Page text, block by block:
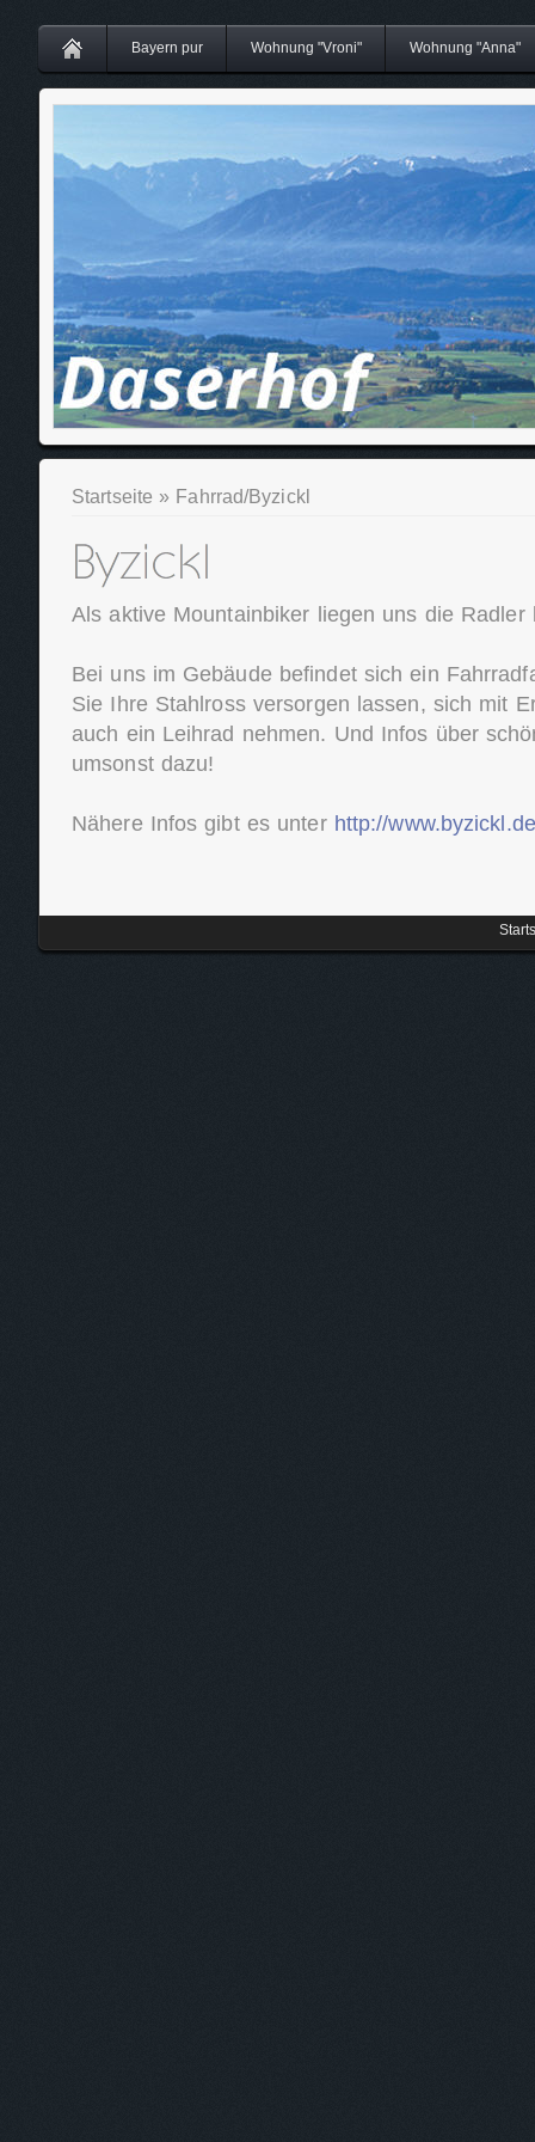
Bayern pur Wohnung "Vroni" Wohnung "Anna"
Startseite » Fahrrad/Byzickl
Als aktive Mountainbiker liegen uns die Radler
Bei uns im Gebäude befindet sich ein
Sie Ihre Stahlross versorgen lassen, sich mit
auch ein Leihrad nehmen. Und Infos über
umsonst dazu!
Nähere Infos gibt es unter http://www.byzickl.de